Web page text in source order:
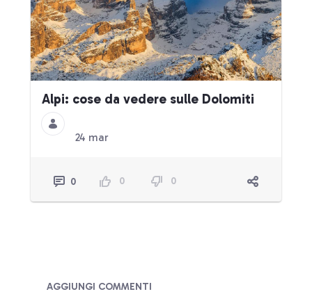
Alpi: cose da vedere sulle Dolomiti
24 mar
0 0 0
Blog
AGGIUNGI COMMENTI